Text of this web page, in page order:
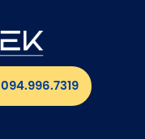
094.996.7319